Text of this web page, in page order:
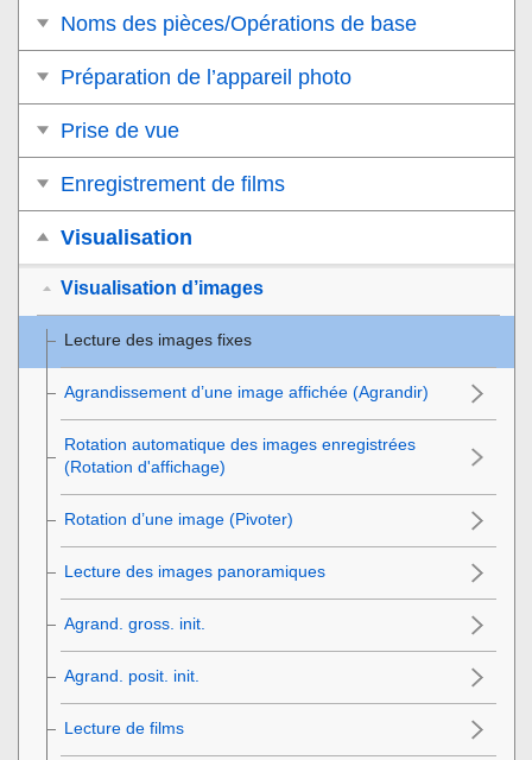
Noms des pièces/Opérations de base
Préparation de l’appareil photo
Prise de vue
Enregistrement de films
Visualisation
Visualisation d’images
Lecture des images fixes
Agrandissement d’une image affichée (Agrandir)
Rotation automatique des images enregistrées
(Rotation d'affichage)
Rotation d’une image (Pivoter)
Lecture des images panoramiques
Agrand. gross. init.
Agrand. posit. init.
Lecture de films